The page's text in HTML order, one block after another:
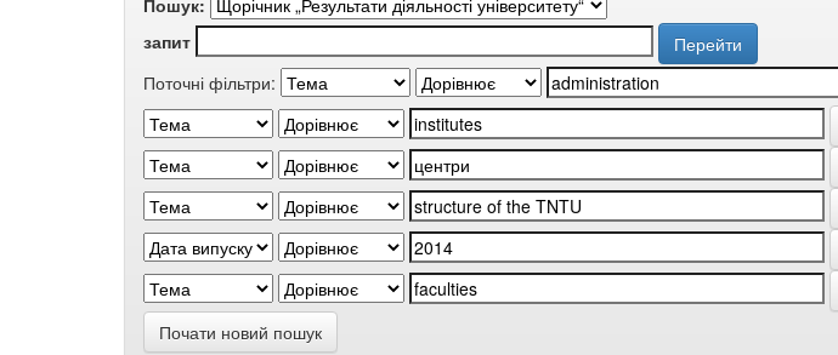
Пошук:
запит
Поточні фільтри:
Почати новий пошук